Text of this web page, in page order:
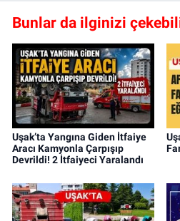
Bunlar da ilginizi
Uşak’ta Yangına Giden İtfaiye
Aracı Kamyonla Çarpışıp
Devrildi! 2 İtfaiyeci Yaralandı